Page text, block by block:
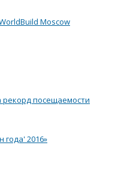
Moscow
рекорд посещаемости
года' 2016»